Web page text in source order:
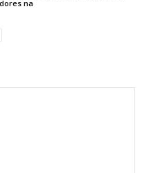
na